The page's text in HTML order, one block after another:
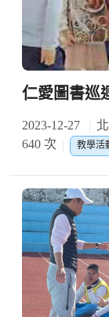
仁愛圖書巡
2023-12-27
640 次
教學活